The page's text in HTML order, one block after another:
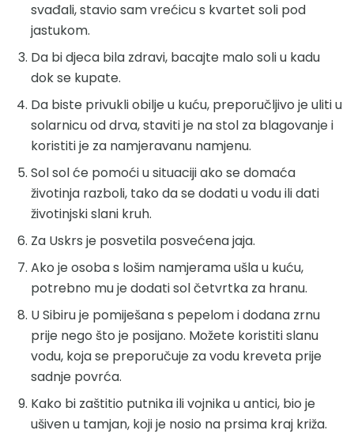
svađali, stavio sam vrećicu s kvartet soli pod
jastukom.
Da bi djeca bila zdravi, bacajte malo soli u kadu
dok se kupate.
Da biste privukli obilje u kuću, preporučljivo je uliti u
solarnicu od drva, staviti je na stol za blagovanje i
koristiti je za namjeravanu namjenu.
Sol sol će pomoći u situaciji ako se domaća
životinja razboli, tako da se dodati u vodu ili dati
životinjski slani kruh.
Za Uskrs je posvetila posvećena jaja.
Ako je osoba s lošim namjerama ušla u kuću,
potrebno mu je dodati sol četvrtka za hranu.
U Sibiru je pomiješana s pepelom i dodana zrnu
prije nego što je posijano. Možete koristiti slanu
vodu, koja se preporučuje za vodu kreveta prije
sadnje povrća.
Kako bi zaštitio putnika ili vojnika u antici, bio je
ušiven u tamjan, koji je nosio na prsima kraj križa.